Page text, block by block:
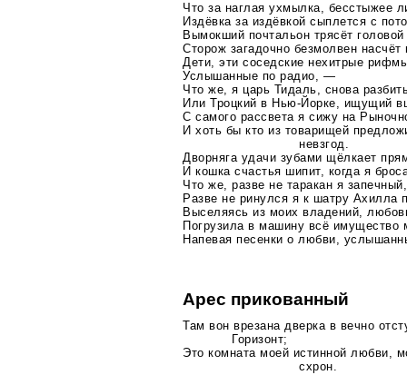
Что за наглая ухмылка, бесстыжее
Издёвка за издёвкой сыплется с
Вымокший почтальон трясёт
Сторож загадочно безмолвен
Дети, эти соседские нехитрые
Услышанные по радио, —
Что же, я царь Тидаль, снова
Или Троцкий в Нью-Йорке, ищущий
С самого рассвета я сижу на
И хоть бы кто из товарищей
невзгод.
Дворняга удачи зубами щёлкает
И кошка счастья шипит, когда я
Что же, разве не таракан я
Разве не ринулся я к шатру Ахилла
Выселяясь из моих владений,
Погрузила в машину всё имущество
Напевая песенки о любви,
Арес прикованный
Там вон врезана дверка в вечно
Горизонт;
Это комната моей истинной любви,
схрон.